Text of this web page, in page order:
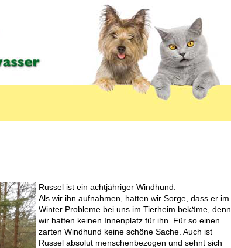
Russel ist ein achtjähriger Windhund.
Als wir ihn aufnahmen, hatten wir Sorge, dass er im
Winter Probleme bei uns im Tierheim bekäme, denn
wir hatten keinen Innenplatz für ihn. Für so einen
zarten Windhund keine schöne Sache. Auch ist
Russel absolut menschenbezogen und sehnt sich